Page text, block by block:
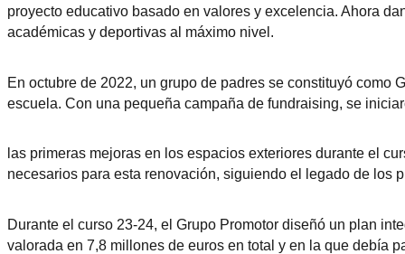
proyecto educativo basado en valores y excelencia. Ahora
académicas y deportivas al máximo nivel.
En octubre de 2022, un grupo de padres se constituyó como
escuela. Con una pequeña campaña de fundraising, se
las primeras mejoras en los espacios exteriores durante el
necesarios para esta renovación, siguiendo el legado de los
Durante el curso 23-24, el Grupo Promotor diseñó un plan
valorada en 7,8 millones de euros en total y en la que debía